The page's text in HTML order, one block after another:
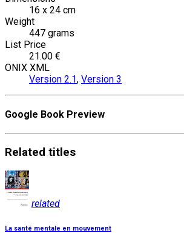
16 x 24 cm
Weight
447 grams
List Price
21.00 €
ONIX XML
Version 2.1, Version 3
Google Book Preview
Related titles
related
La santé mentale en mouvement